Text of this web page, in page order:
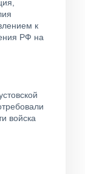
к
РФ на
войска